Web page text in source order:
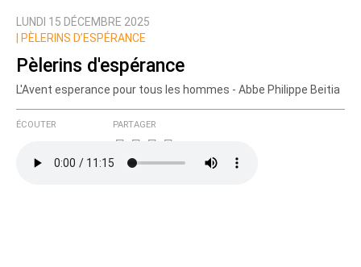
LUNDI 15 DÉCEMBRE 2025
PÈLERINS D’ESPÉRANCE
Pèlerins d'espérance
L'Avent esperance pour tous les hommes - Abbe Philippe Beitia
ÉCOUTER PARTAGER